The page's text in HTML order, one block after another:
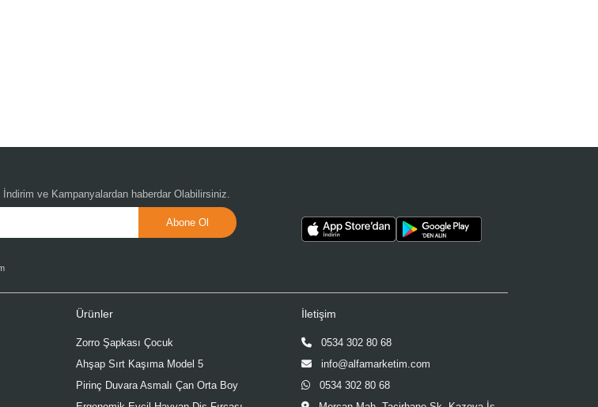
İndirim ve Kampanyalardanhaberdar Olabilirsiniz.
Ürünler
Zorro Şapkası Çocuk
Ahşap Sırt Kaşıma Model 5
Pirinç Duvara Asmalı Çan Orta Boy
İletişim
0534 302 80 68
info@alfamarketim.com
0534 302 80 68